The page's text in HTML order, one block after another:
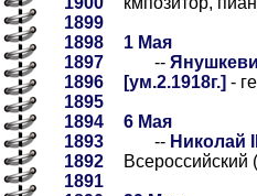
1899
1898
1897
1896
1895
1894
1893
1892
1891
1 Мая
--
[ум.2.1918г.] -
6 Мая
-- Николай
Всероссийский